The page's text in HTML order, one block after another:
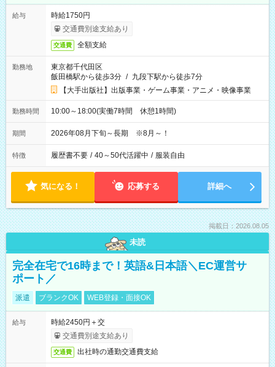
給与
時給1750円
交通費別途支給あり
交通費 全額支給
勤務地
東京都千代田区
飯田橋駅から徒歩3分 / 九段下駅から徒歩7分
【大手出版社】出版事業・ゲーム事業・アニメ・映像事業
勤務時間 10:00～18:00(実働7時間 休憩1時間)
期間 2026年08月下旬～長期 ※8月～！
特徴 履歴書不要 / 40～50代活躍中 / 服装自由
気になる！ 応募する 詳細へ
掲載日：2026.08.05
未読
完全在宅で16時まで！英語&日本語＼EC運営サ
ポート／
派遣 ブランクOK WEB登録・面接OK
給与
時給2450円＋交
交通費別途支給あり
交通費 出社時の通勤交通費支給